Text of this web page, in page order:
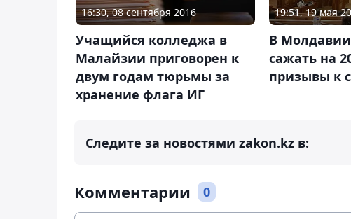
16:30, 08 сентября 2016
Учащийся колледжа в
Малайзии приговорен к
двум годам тюрьмы за
хранение флага ИГ
19:51, 19 мая
В
сажать на
призывы к
Следите за новостями zakon.kz в:
Комментарии 0